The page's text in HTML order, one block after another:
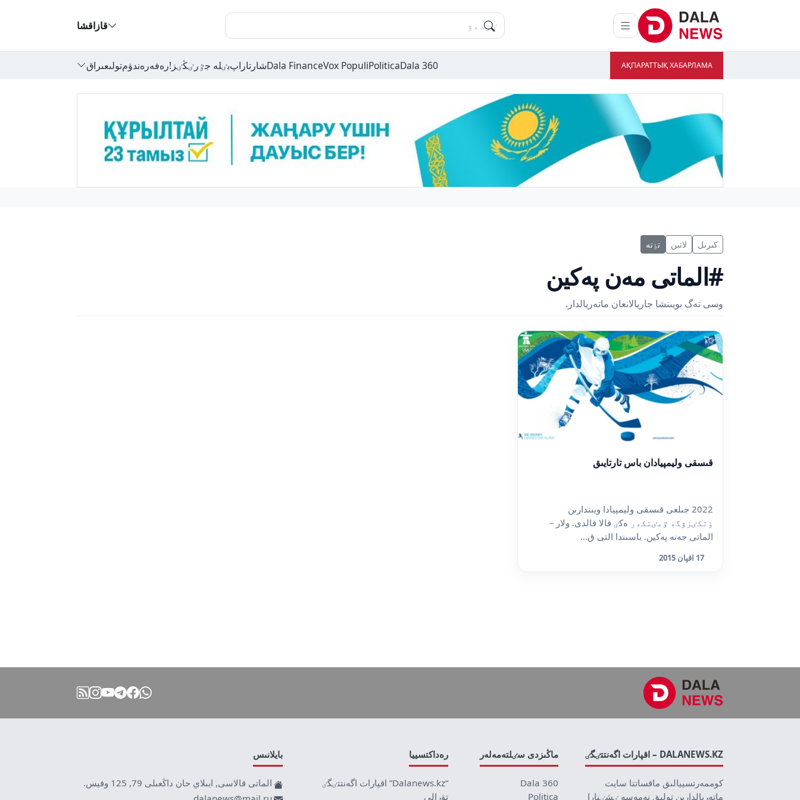
قازاقشا
АҚПАРАТТЫҚ ХАБАРЛАМА
Dala 360
Politica
Vox Populi
Dala Financeشارتاراپبٸلە جٷرٸڭٸز!رەفەرەندۋمتولىعىراق
كىرىل لاتىن تٶتە
#الماتى مەن پەكين
وسى تەگ بويىنشا جاريالانعان ماتەريالدار.
قىسقى وليمپيادان باس تارتايىق
2022 جىلعى قىسقى وليمپيادا ويىندارىن
ٶتكٸزۋگە ٷمٸتكەر ەكٸ قالا قالدى. ولار –
الماتى جەنە پەكين. باسىندا التى ق...
17 اقپان 2015
DALANEWS.KZ – اقپارات اگەنتتٸگٸ
كوممەرتسييالىق ماقساتتا سايت
ماتەريالدارىن تولىق نەمەسە ٸشٸنارا
ماڭىزدى سٸلتەمەلەر
Dala 360
Politica
رەداكتسييا
“Dalanews.kz” اقپارات اگەنتتٸگٸ
تۋرالى
بايلانىس
الماتى قالاسى, ابىلاي حان داڭعىلى 79, 125 وفيس.